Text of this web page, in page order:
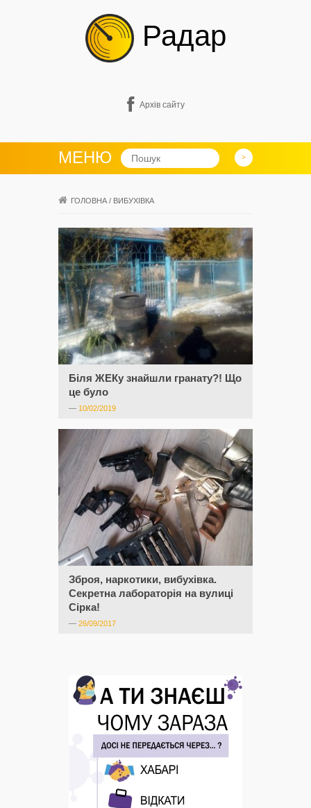
Радар
Архів сайту
МЕНЮ
ГОЛОВНА / ВИБУХІВКА
Біля ЖЕКу знайшли гранату?! Що
це було
— 10/02/2019
Зброя, наркотики, вибухівка.
Секретна лабораторія на вулиці
Сірка!
— 26/09/2017